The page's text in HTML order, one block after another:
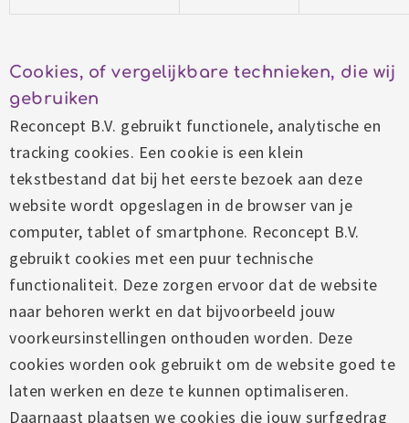
Cookies, of vergelijkbare technieken, die wij
gebruiken
Reconcept B.V. gebruikt functionele, analytische en
tracking cookies. Een cookie is een klein
tekstbestand dat bij het eerste bezoek aan deze
website wordt opgeslagen in de browser van je
computer, tablet of smartphone. Reconcept B.V.
gebruikt cookies met een puur technische
functionaliteit. Deze zorgen ervoor dat de website
naar behoren werkt en dat bijvoorbeeld jouw
voorkeursinstellingen onthouden worden. Deze
cookies worden ook gebruikt om de website goed te
laten werken en deze te kunnen optimaliseren.
Daarnaast plaatsen we cookies die jouw surfgedrag